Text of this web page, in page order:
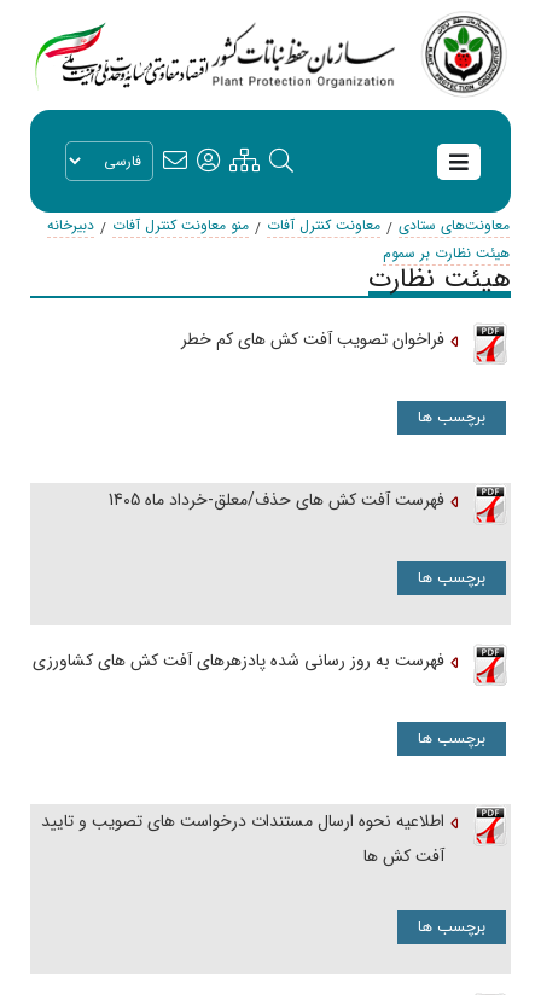
معاونت‌های ستادی معاونت کنترل آفات منو معاونت کنترل آفات
دبیرخانه
هیئت نظارت بر سموم
هیئت نظارت
فراخوان تصویب آفت کش های کم خطر
برچسب ها
فهرست آفت کش های حذف/معلق-خرداد ماه 1405
برچسب ها
فهرست به روز رسانی شده پادزهرهای آفت کش های کشاورزی
برچسب ها
اطلاعیه نحوه ارسال مستندات درخواست های تصویب و تایید
آفت کش ها
برچسب ها